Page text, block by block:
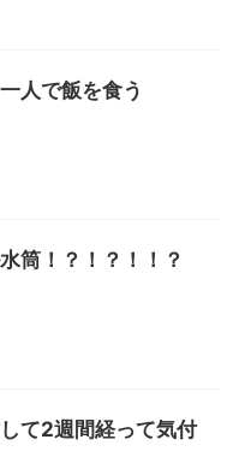
人で飯を食う
筒！？！？！！？
して2週間経って気付